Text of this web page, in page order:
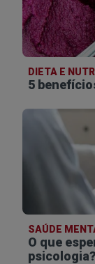
DIETA E
5
SAÚDE
O que
psicologia?